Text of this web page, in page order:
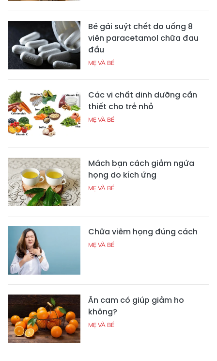
Bé gái suýt chết do uống 8
viên paracetamol chữa đau
đầu
MẸ VÀ BÉ
Các vi chất dinh dưỡng cần
thiết cho trẻ nhỏ
MẸ VÀ BÉ
Mách bạn cách giảm ngứa
họng do kích ứng
MẸ VÀ BÉ
Chữa viêm họng đúng cách
MẸ VÀ BÉ
Ăn cam có giúp giảm ho
không?
MẸ VÀ BÉ